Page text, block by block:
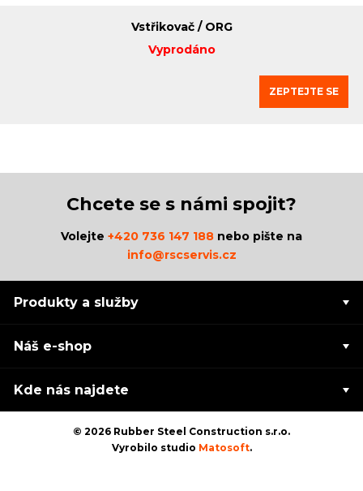
Vstřikovač / ORG
Vyprodáno
ZEPTEJTE SE
Chcete se s námi spojit?
Volejte +420 736 147 188 nebo pište na
info@rscservis.cz
Produkty a služby
Náš e-shop
Kde nás najdete
© 2026 Rubber Steel Construction s.r.o.
Vyrobilo studio Matosoft.